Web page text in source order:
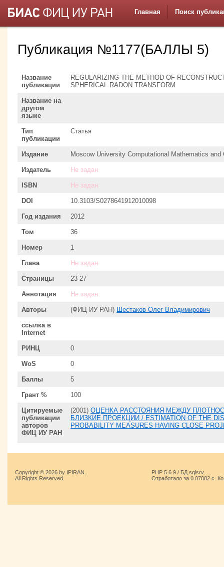
Главная Поиск
Публикация №1177(БАЛЛЫ 5)
Название
публикации
REGULARIZING THE METHOD OF
SPHERICAL RADON TRANSFORM
Название на
другом
языке
Тип
публикации
Статья
Издание Moscow University Computational Mathematics and
Издатель Не задан
ISBN Не задан
DOI 10.3103/S0278641912010098
Год издания 2012
Том 36
Номер 1
Глава Не задан
Страницы 23-27
Аннотация Не задан
Авторы (ФИЦ ИУ РАН) Шестаков Олег Владимирович
ссылка в
Internet
РИНЦ 0
WoS 0
Баллы 5
Грант % 100
Цитируемые
публикации
авторов
ФИЦ ИУ РАН
(2001) ОЦЕНКА РАССТОЯНИЯ МЕЖДУ
БЛИЗКИЕ ПРОЕКЦИИ / ESTIMATION OF THE
PROBABILITY MEASURES HAVING CLOSE
Copyright © 2026 by IPIRAN.
All Rights Reserved.
PHP 5.6.9 / БД sqlsrv
Отработало за 0.07082 с.